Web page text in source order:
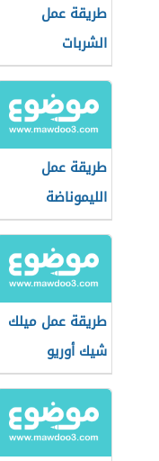
طريقة عمل
الشربات
طريقة عمل
الليموناضة
طريقة عمل ميلك
شيك أوريو